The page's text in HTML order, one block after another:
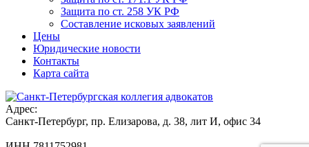
Защита по ст. 258 УК РФ
Составление исковых заявлений
Цены
Юридические новости
Контакты
Карта сайта
Адрес:
Санкт-Петербург, пр. Елизарова, д. 38, лит И, офис 34